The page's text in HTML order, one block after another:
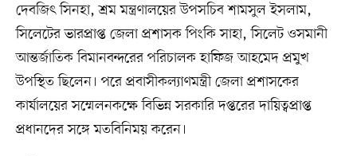
দেবজিৎ সিনহা, শ্রম মন্ত্রণালয়ের উপসচিব শামসুল ইসলাম,
সিলেটের ভারপ্রাপ্ত জেলা প্রশাসক পিংকি সাহা, সিলেট ওসমানী
আন্তর্জাতিক বিমানবন্দরের পরিচালক হাফিজ আহমেদ প্রমুখ
উপস্থিত ছিলেন। পরে প্রবাসীকল্যাণমন্ত্রী জেলা প্রশাসকের
কার্যালয়ের সম্মেলনকক্ষে বিভিন্ন সরকারি দপ্তরের দায়িত্বপ্রাপ্ত
প্রধানদের সঙ্গে মতবিনিময় করেন।